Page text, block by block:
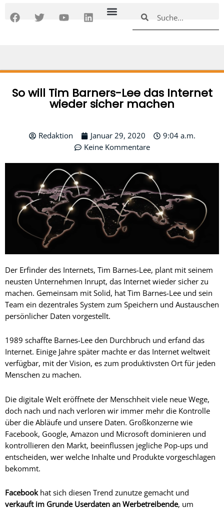
Inhalt
F
a
o
T
w
r
Y
o
e
L
i
i
So will Tim Barners-Lee das Internet
wieder sicher machen
Redaktion Januar 29, 2020
9:04 a.m.
Keine Kommentare
Der Erfinder des Internets, Tim Barnes-Lee, plant mit seinem
neusten Unternehmen Inrupt, das Internet wieder sicher zu
machen. Gemeinsam mit Solid, hat Tim Barnes-Lee und sein
Team ein dezentrales System zum Speichern und Austauschen
persönlicher Daten vorgestellt.
1989 schaffte Barnes-Lee den Durchbruch und erfand das
Internet. Einige Jahre später machte er das Internet weltweit
verfügbar, mit der Vision, es zum produktivsten Ort für jeden
Menschen zu machen.
Die digitale Welt eröffnete der Menschheit viele neue Wege,
doch nach und nach verloren wir immer mehr die Kontrolle
über die Abläufe und unsere Daten. Großkonzerne wie
Facebook, Google, Amazon und Microsoft dominieren und
kontrollieren den Markt, beeinflussen jegliche Pop-ups und
entscheiden, wer welche Inhalte und Produkte vorgeschlagen
bekommt.
Facebookhat sich diesen Trend zunutze gemacht und
verkauft im Grunde Userdaten an Werbetreibende, um